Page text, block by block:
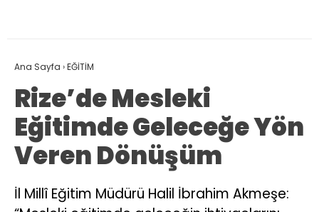
Ana Sayfa ›EĞİTİM
Rize’de Mesleki
Eğitimde Geleceğe Yön
Veren Dönüşüm
İl Millî Eğitim Müdürü Halil İbrahim Akmeşe: